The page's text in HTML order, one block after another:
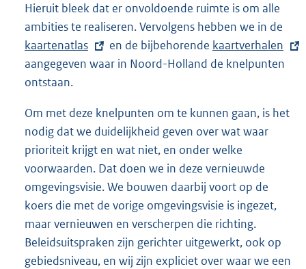
Hieruit bleek dat er onvoldoende ruimte is om alle
ambities te realiseren. Vervolgens hebben we in de
t
n
kaartenatlas en de bijbehorende E
x
r
n
e
l
i
n
k
:
kaartverhalen
aangegeven waar in Noord-Holland de knelpunten
ontstaan.
Om met deze knelpunten om te kunnen gaan, is het
nodig dat we duidelijkheid geven over wat waar
prioriteit krijgt en wat niet, en onder welke
voorwaarden. Dat doen we in deze vernieuwde
omgevingsvisie. We bouwen daarbij voort op de
koers die met de vorige omgevingsvisie is ingezet,
maar vernieuwen en verscherpen die richting.
Beleidsuitspraken zijn gerichter uitgewerkt, ook op
gebiedsniveau, en wij zijn expliciet over waar we een